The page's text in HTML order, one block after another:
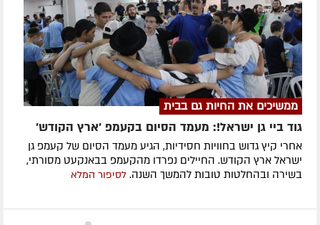
ממשיכים את החיות גם בבית
גוד ביי גן ישראל!: מעמד הסיום בקעמפ 'ארץ הקודש'
אחרי קיץ גדוש בחוויות חסידיות, הגיע מעמד הסיום של קעמפ גן
ישראל ארץ הקודש. החיילים נפרדו מהקעמפ בבאנקעט מסורתי,
בשירה ובהחלטות טובות להמשך השנה. לסיפור המלא